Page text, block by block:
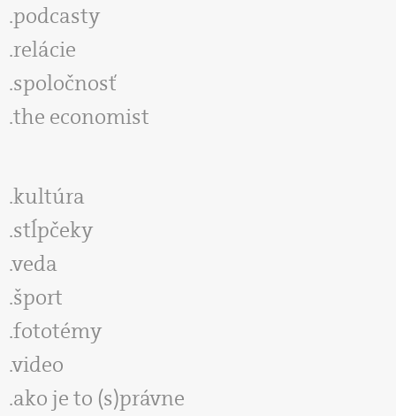
podcasty
relácie
spoločnosť
the economist
kultúra
stĺpčeky
veda
šport
fototémy
video
ako je to (s)právne